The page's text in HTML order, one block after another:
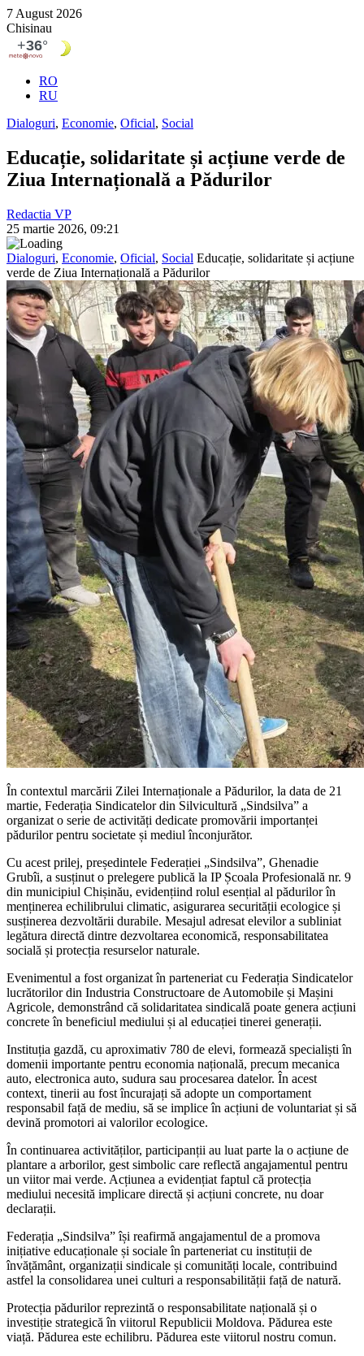
7 August 2026
Chisinau
RO
RU
Dialoguri, Economie, Oficial, Social
Educație, solidaritate și acțiune verde de
Ziua Internațională a Pădurilor
Redactia VP
25 martie 2026, 09:21
Dialoguri, Economie, Oficial, Social Educație, solidaritate și acțiune
verde de Ziua Internațională a Pădurilor
În contextul marcării Zilei Internaționale a Pădurilor, la data de 21
martie, Federația Sindicatelor din Silvicultură „Sindsilva” a
organizat o serie de activități dedicate promovării importanței
pădurilor pentru societate și mediul înconjurător.
Cu acest prilej, președintele Federației „Sindsilva”, Ghenadie
Grubîi, a susținut o prelegere publică la IP Școala Profesională nr. 9
din municipiul Chișinău, evidențiind rolul esențial al pădurilor în
menținerea echilibrului climatic, asigurarea securității ecologice și
susținerea dezvoltării durabile. Mesajul adresat elevilor a subliniat
legătura directă dintre dezvoltarea economică, responsabilitatea
socială și protecția resurselor naturale.
Evenimentul a fost organizat în parteneriat cu Federația Sindicatelor
lucrătorilor din Industria Constructoare de Automobile și Mașini
Agricole, demonstrând că solidaritatea sindicală poate genera acțiuni
concrete în beneficiul mediului și al educației tinerei generații.
Instituția gazdă, cu aproximativ 780 de elevi, formează specialiști în
domenii importante pentru economia națională, precum mecanica
auto, electronica auto, sudura sau procesarea datelor. În acest
context, tinerii au fost încurajați să adopte un comportament
responsabil față de mediu, să se implice în acțiuni de voluntariat și să
devină promotori ai valorilor ecologice.
În continuarea activităților, participanții au luat parte la o acțiune de
plantare a arborilor, gest simbolic care reflectă angajamentul pentru
un viitor mai verde. Acțiunea a evidențiat faptul că protecția
mediului necesită implicare directă și acțiuni concrete, nu doar
declarații.
Federația „Sindsilva” își reafirmă angajamentul de a promova
inițiative educaționale și sociale în parteneriat cu instituții de
învățământ, organizații sindicale și comunități locale, contribuind
astfel la consolidarea unei culturi a responsabilității față de natură.
Protecția pădurilor reprezintă o responsabilitate națională și o
investiție strategică în viitorul Republicii Moldova. Pădurea este
viață. Pădurea este echilibru. Pădurea este viitorul nostru comun.